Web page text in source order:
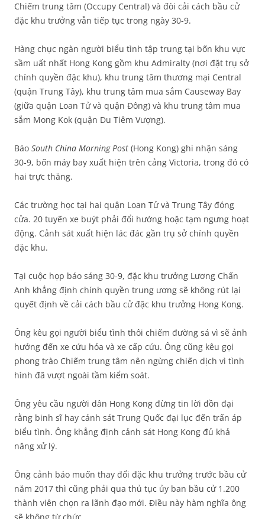
Chiếm trung tâm (Occupy Central) và đòi cải cách bầu cử
đặc khu trưởng vẫn tiếp tục trong ngày 30-9.
Hàng chục ngàn người biểu tình tập trung tại bốn khu vực
sầm uất nhất Hong Kong gồm khu Admiralty (nơi đặt trụ sở
chính quyền đặc khu), khu trung tâm thương mại Central
(quận Trung Tây), khu trung tâm mua sắm Causeway Bay
(giữa quận Loan Tử và quận Đông) và khu trung tâm mua
sắm Mong Kok (quận Du Tiêm Vượng).
Báo South China Morning Post (Hong Kong) ghi nhận sáng
30-9, bốn máy bay xuất hiện trên cảng Victoria, trong đó có
hai trực thăng.
Các trường học tại hai quận Loan Tử và Trung Tây đóng
cửa. 20 tuyến xe buýt phải đổi hướng hoặc tạm ngưng hoạt
động. Cảnh sát xuất hiện lác đác gần trụ sở chính quyền
đặc khu.
Tại cuộc họp báo sáng 30-9, đặc khu trưởng Lương Chấn
Anh khẳng định chính quyền trung ương sẽ không rút lại
quyết định về cải cách bầu cử đặc khu trưởng Hong Kong.
Ông kêu gọi người biểu tình thôi chiếm đường sá vì sẽ ảnh
hưởng đến xe cứu hỏa và xe cấp cứu. Ông cũng kêu gọi
phong trào Chiếm trung tâm nên ngừng chiến dịch vì tình
hình đã vượt ngoài tầm kiểm soát.
Ông yêu cầu người dân Hong Kong đừng tin lời đồn đại
rằng binh sĩ hay cảnh sát Trung Quốc đại lục đến trấn áp
biểu tình. Ông khẳng định cảnh sát Hong Kong đủ khả
năng xử lý.
Ông cảnh báo muốn thay đổi đặc khu trưởng trước bầu cử
năm 2017 thì cũng phải qua thủ tục ủy ban bầu cử 1.200
thành viên chọn ra lãnh đạo mới. Điều này hàm nghĩa ông